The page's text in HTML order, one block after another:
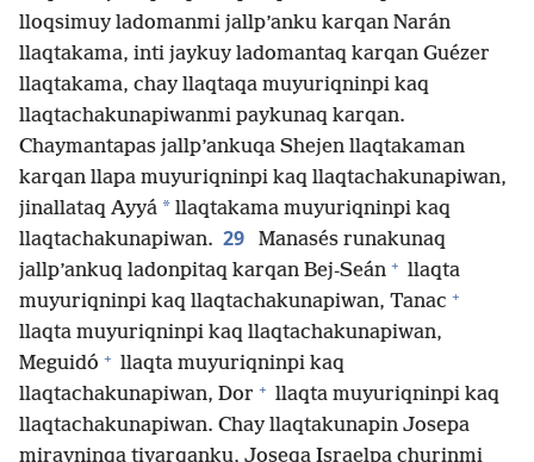
lloqsimuy ladomanmi jallp’anku karqan Narán
llaqtakama, inti jaykuy ladomantaq karqan Guézer
llaqtakama, chay llaqtaqa muyuriqninpi kaq
llaqtachakunapiwanmi paykunaq karqan.
Chaymantapas jallp’ankuqa Shejen llaqtakaman
karqan llapa muyuriqninpi kaq llaqtachakunapiwan,
jinallataq Ayyá * llaqtakama muyuriqninpi kaq
llaqtachakunapiwan. 29
Manasés runakunaq
jallp’ankuq ladonpitaq karqan Bej-Seán + llaqta
muyuriqninpi kaq llaqtachakunapiwan, Tanac +
llaqta muyuriqninpi kaq llaqtachakunapiwan,
Meguidó + llaqta muyuriqninpi kaq
llaqtachakunapiwan, Dor + llaqta muyuriqninpi kaq
llaqtachakunapiwan. Chay llaqtakunapin Josepa
mirayninqa tiyarqanku, Joseqa Israelpa churinmi